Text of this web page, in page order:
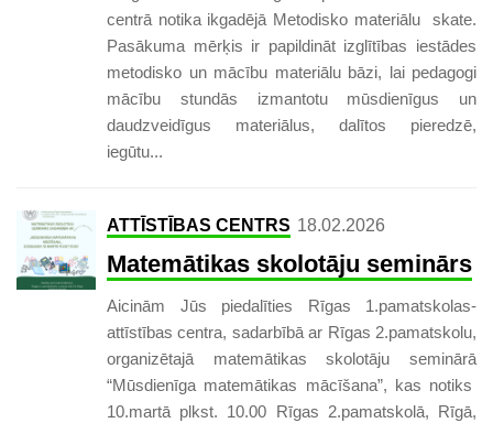
centrā notika ikgadējā Metodisko materiālu skate.
Pasākuma mērķis ir papildināt izglītības iestādes
metodisko un mācību materiālu bāzi, lai pedagogi
mācību stundās izmantotu mūsdienīgus un
daudzveidīgus materiālus, dalītos pieredzē,
iegūtu...
ATTĪSTĪBAS CENTRS 18.02.2026
Matemātikas skolotāju seminārs
Aicinām Jūs piedalīties Rīgas 1.pamatskolas-
attīstības centra, sadarbībā ar Rīgas 2.pamatskolu,
organizētajā matemātikas skolotāju seminārā
“Mūsdienīga matemātikas mācīšana”, kas notiks
10.martā plkst. 10.00 Rīgas 2.pamatskolā, Rīgā,